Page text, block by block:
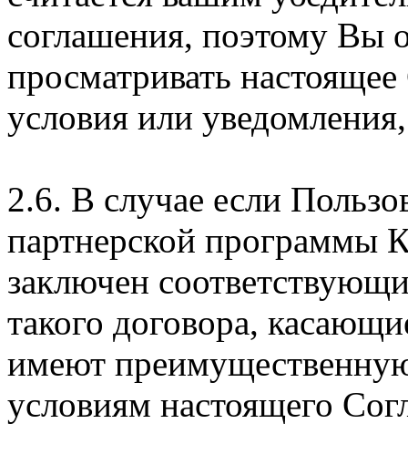
соглашения, поэтому Вы
просматривать
условия или
2.6. В случае если
партнерской программы
заключен
такого договора,
имеют
условиям настоящего